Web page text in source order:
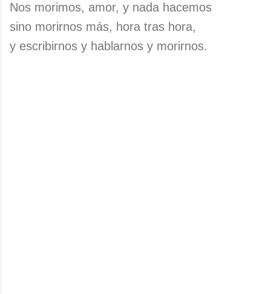
Nos morimos, amor, y nada hacemos
sino morirnos más, hora tras hora,
y escribirnos y hablarnos y morirnos.